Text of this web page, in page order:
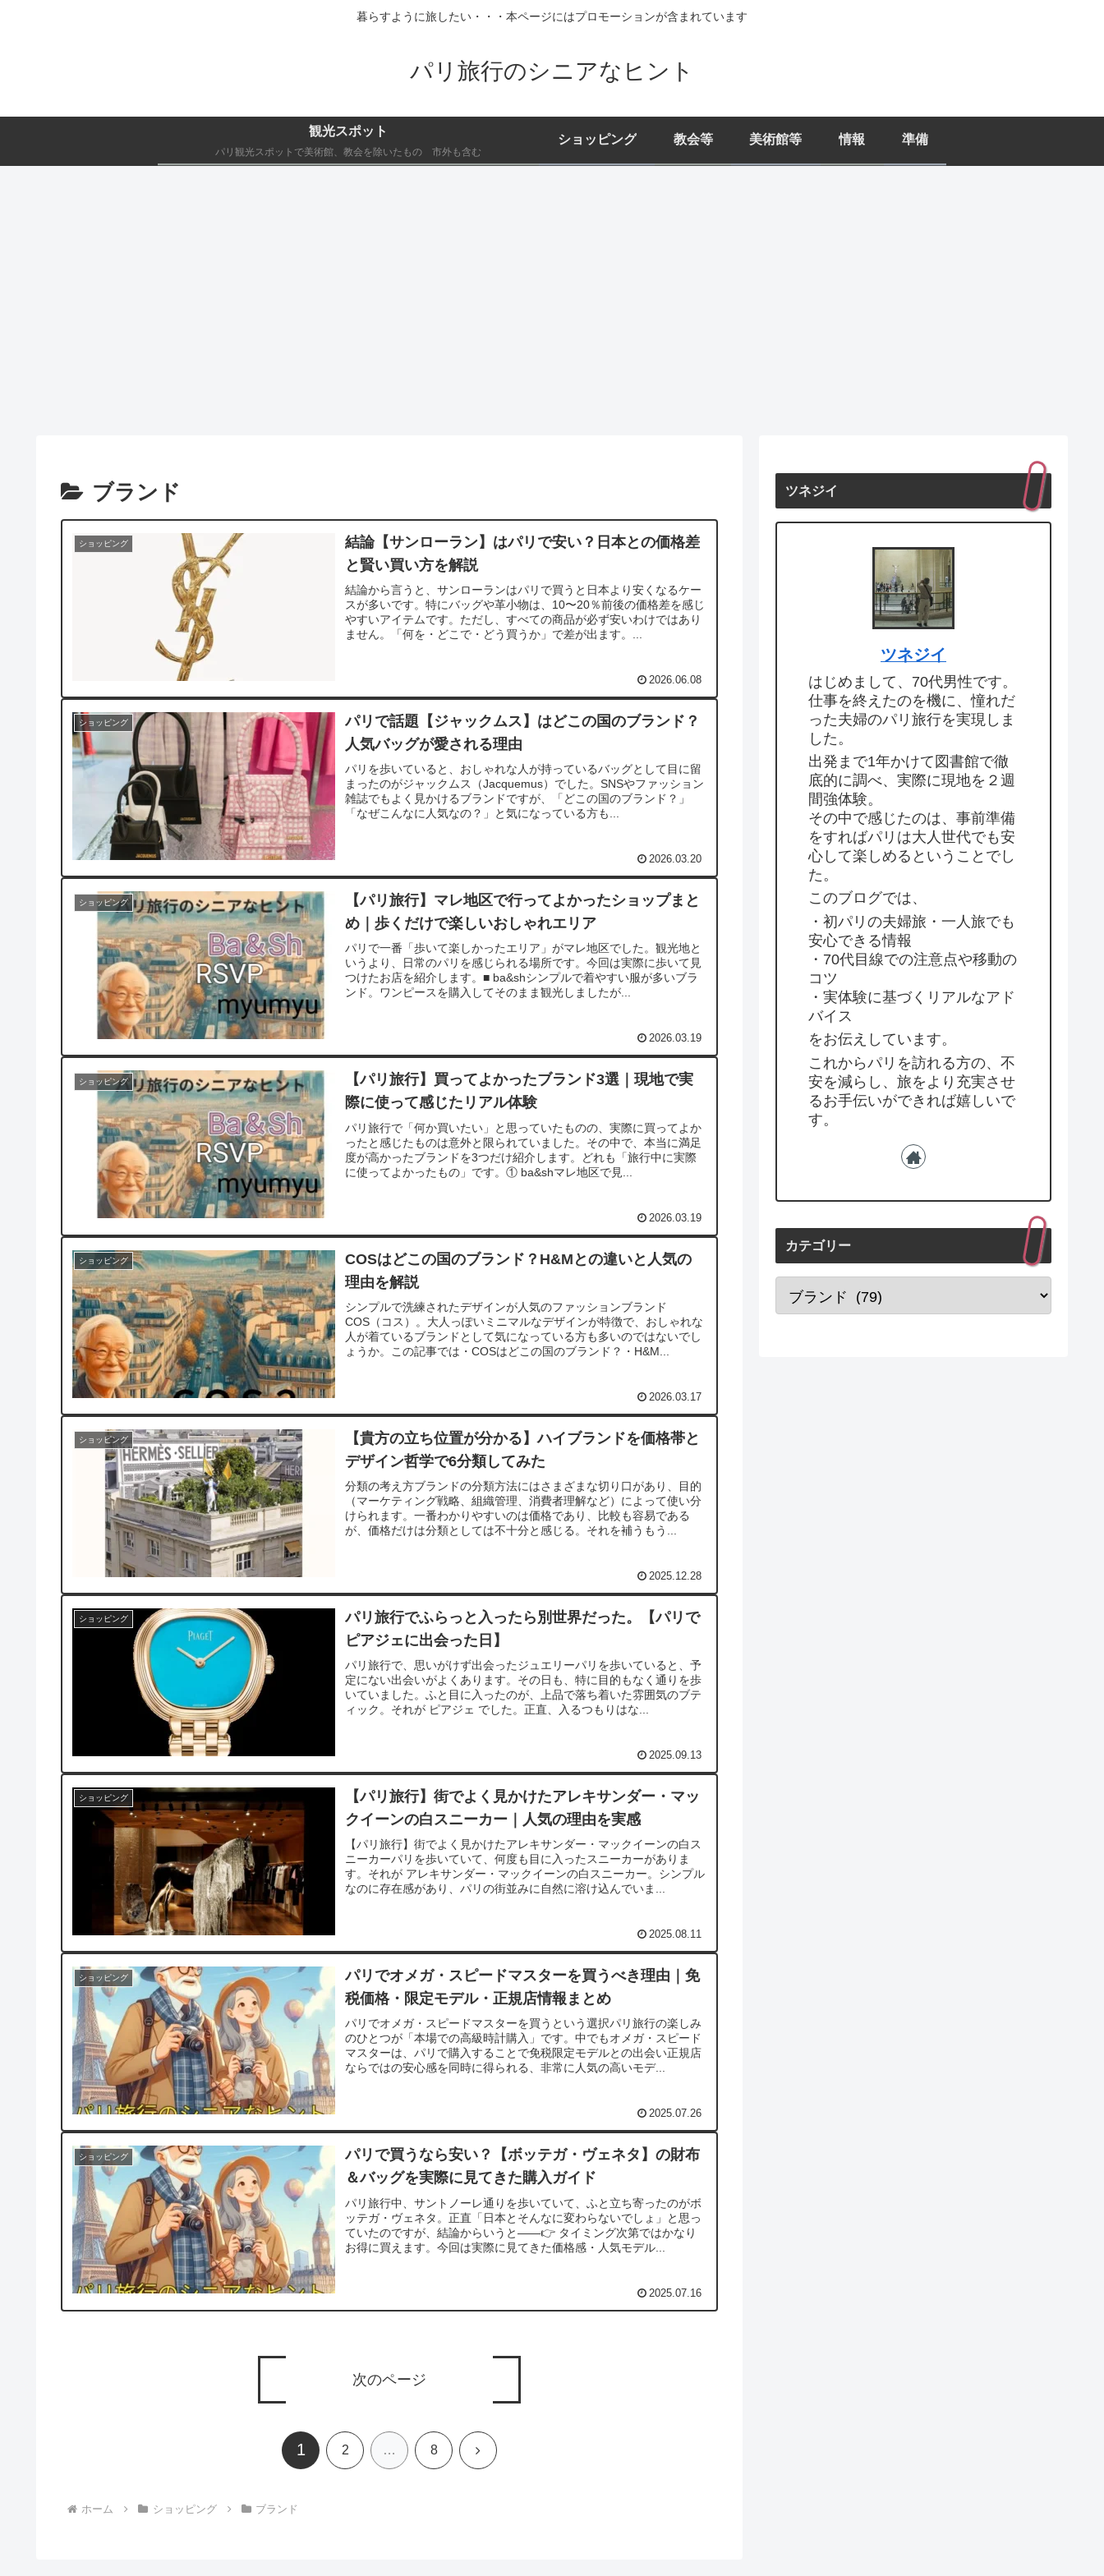
暮らすように旅したい・・・本ページにはプロモーションが含まれています
パリ旅行のシニアなヒント
観光スポット
パリ観光スポットで美術館、教会を除いたもの 市外も含む
ショッピング 教会等 美術館等 情報 準備
ブランド
ショッピング
結論【サンローラン】はパリで安い？日本との価格差
と賢い買い方を解説
結論から言うと、サンローランはパリで買うと日本より安くなるケー
スが多いです。特にバッグや革小物は、10〜20％前後の価格差を感じ
やすいアイテムです。ただし、すべての商品が必ず安いわけではあり
ません。「何を・どこで・どう買うか」で差が出ます。...
2026.06.08
ショッピング
パリで話題【ジャックムス】はどこの国のブランド？
人気バッグが愛される理由
パリを歩いていると、おしゃれな人が持っているバッグとして目に留
まったのがジャックムス（Jacquemus）でした。SNSやファッション
雑誌でもよく見かけるブランドですが、「どこの国のブランド？」
「なぜこんなに人気なの？」と気になっている方も...
2026.03.20
ショッピング
【パリ旅行】マレ地区で行ってよかったショップまと
め｜歩くだけで楽しいおしゃれエリア
パリで一番「歩いて楽しかったエリア」がマレ地区でした。観光地と
いうより、日常のパリを感じられる場所です。今回は実際に歩いて見
つけたお店を紹介します。■ ba&shシンプルで着やすい服が多いブラ
ンド。ワンピースを購入してそのまま観光しましたが...
2026.03.19
ショッピング
【パリ旅行】買ってよかったブランド3選｜現地で実
際に使って感じたリアル体験
パリ旅行で「何か買いたい」と思っていたものの、実際に買ってよか
ったと感じたものは意外と限られていました。その中で、本当に満足
度が高かったブランドを3つだけ紹介します。どれも「旅行中に実際
に使ってよかったもの」です。① ba&shマレ地区で見...
2026.03.19
ショッピング
COSはどこの国のブランド？H&Mとの違いと人気の
理由を解説
シンプルで洗練されたデザインが人気のファッションブランド
COS（コス）。大人っぽいミニマルなデザインが特徴で、おしゃれな
人が着ているブランドとして気になっている方も多いのではないでし
ょうか。この記事では・COSはどこの国のブランド？・H&M...
2026.03.17
ショッピング
【貴方の立ち位置が分かる】ハイブランドを価格帯と
デザイン哲学で6分類してみた
分類の考え方ブランドの分類方法にはさまざまな切り口があり、目的
（マーケティング戦略、組織管理、消費者理解など）によって使い分
けられます。一番わかりやすいのは価格であり、比較も容易である
が、価格だけは分類としては不十分と感じる。それを補うもう...
2025.12.28
ショッピング
パリ旅行でふらっと入ったら別世界だった。【パリで
ピアジェに出会った日】
パリ旅行で、思いがけず出会ったジュエリーパリを歩いていると、予
定にない出会いがよくあります。その日も、特に目的もなく通りを歩
いていました。ふと目に入ったのが、上品で落ち着いた雰囲気のブテ
ィック。それが ピアジェ でした。正直、入るつもりはな...
2025.09.13
ショッピング
【パリ旅行】街でよく見かけたアレキサンダー・マッ
クイーンの白スニーカー｜人気の理由を実感
【パリ旅行】街でよく見かけたアレキサンダー・マックイーンの白ス
ニーカーパリを歩いていて、何度も目に入ったスニーカーがありま
す。それが アレキサンダー・マックイーンの白スニーカー。シンプル
なのに存在感があり、パリの街並みに自然に溶け込んでいま...
2025.08.11
ショッピング
パリでオメガ・スピードマスターを買うべき理由｜免
税価格・限定モデル・正規店情報まとめ
パリでオメガ・スピードマスターを買うという選択パリ旅行の楽しみ
のひとつが「本場での高級時計購入」です。中でもオメガ・スピード
マスターは、パリで購入することで免税限定モデルとの出会い正規店
ならではの安心感を同時に得られる、非常に人気の高いモデ...
2025.07.26
ショッピング
パリで買うなら安い？【ボッテガ・ヴェネタ】の財布
＆バッグを実際に見てきた購入ガイド
パリ旅行中、サントノーレ通りを歩いていて、ふと立ち寄ったのがボ
ッテガ・ヴェネタ。正直「日本とそんなに変わらないでしょ」と思っ
ていたのですが、結論からいうと——👉 タイミング次第ではかなり
お得に買えます。今回は実際に見てきた価格感・人気モデル...
2025.07.16
次のページ
1 2 … 8 次
ホーム ショッピング ブランド
ツネジイ
ツネジイ
はじめまして、70代男性です。
仕事を終えたのを機に、憧れだ
った夫婦のパリ旅行を実現しま
した。
出発まで1年かけて図書館で徹
底的に調べ、実際に現地を２週
間強体験。
その中で感じたのは、事前準備
をすればパリは大人世代でも安
心して楽しめるということでし
た。
このブログでは、
・初パリの夫婦旅・一人旅でも
安心できる情報
・70代目線での注意点や移動の
コツ
・実体験に基づくリアルなアド
バイス
をお伝えしています。
これからパリを訪れる方の、不
安を減らし、旅をより充実させ
るお手伝いができれば嬉しいで
す。
カテゴリー